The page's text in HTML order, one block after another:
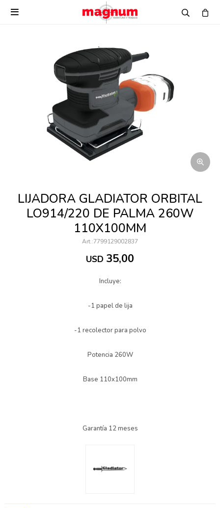

LIJADORA GLADIATOR ORBITAL
LO914/220 DE PALMA 260W
110X100MM
7799129002837
USD 35,00
Incluye:
-1 papel de lija
-1 recolector para polvo
Potencia 260W
Base 110x100mm
Garantía 12 meses